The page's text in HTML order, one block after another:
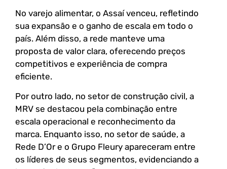
No varejo alimentar, o Assaí venceu, refletindo
sua expansão e o ganho de escala em todo o
país. Além disso, a rede manteve uma
proposta de valor clara, oferecendo preços
competitivos e experiência de compra
eficiente.
Por outro lado, no setor de construção civil, a
MRV se destacou pela combinação entre
escala operacional e reconhecimento da
marca. Enquanto isso, no setor de saúde, a
Rede D’Or e o Grupo Fleury apareceram entre
os líderes de seus segmentos, evidenciando a